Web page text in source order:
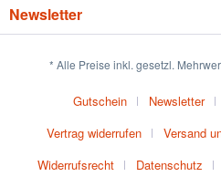
Newsletter
* Alle Preise inkl. gesetzl.
Gutschein Newsletter
Vertrag widerrufen
Versand
Widerrufsrecht
Datenschutz